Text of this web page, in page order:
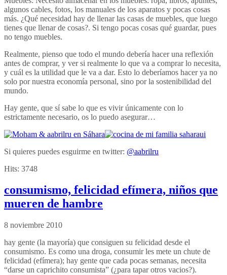
algunos cables, fotos, los manuales de los aparatos y pocas cosas
más. ¿Qué necesidad hay de llenar las casas de muebles, que luego
tienes que llenar de cosas?. Si tengo pocas cosas qué guardar, pues
no tengo muebles.
Realmente, pienso que todo el mundo debería hacer una reflexión
antes de comprar, y ver si realmente lo que va a comprar lo necesita,
y cuál es la utilidad que le va a dar. Esto lo deberíamos hacer ya no
solo por nuestra economía personal, sino por la sostenibilidad del
mundo.
Hay gente, que sí sabe lo que es vivir únicamente con lo
estrictamente necesario, os lo puedo asegurar…
Si quieres puedes esguirme en twitter: @aabrilru
Hits: 3748
consumismo, felicidad efímera, niños que
mueren de hambre
8 noviembre 2010
hay gente (la mayoría) que consiguen su felicidad desde el
consumismo. Es como una droga, consumir les mete un chute de
felicidad (efímera); hay gente que cada pocas semanas, necesita
“darse un caprichito consumista” (¿para tapar otros vacios?).